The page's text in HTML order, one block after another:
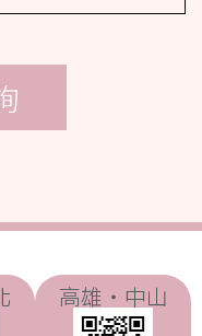
高雄・中山